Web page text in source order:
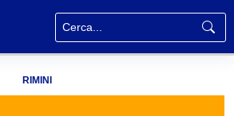
RIMINI